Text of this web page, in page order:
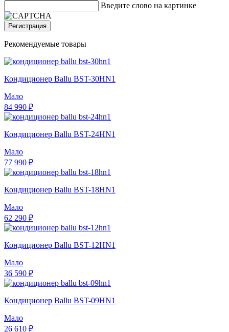
Введите слово на картинке
Регистрация
Рекомендуемые товары
Кондиционер Ballu BST-30HN1
Мало
84 990 ₽
Кондиционер Ballu BST-24HN1
Мало
77 990 ₽
Кондиционер Ballu BST-18HN1
Мало
62 290 ₽
Кондиционер Ballu BST-12HN1
Мало
36 590 ₽
Кондиционер Ballu BST-09HN1
Мало
26 610 ₽